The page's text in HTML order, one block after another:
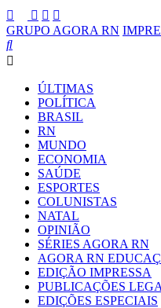
GRUPO AGORA RN
ÚLTIMAS
POLÍTICA
BRASIL
RN
MUNDO
ECONOMIA
SAÚDE
ESPORTES
COLUNISTAS
NATAL
OPINIÃO
SÉRIES AGORA RN
AGORA RN
EDIÇÃO IMPRESSA
PUBLICAÇÕES
EDIÇÕES ESPECIAIS